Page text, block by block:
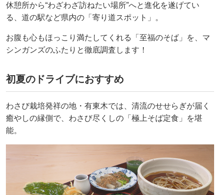
休憩所から“わざわざ訪ねたい場所”へと進化を遂げてい
る、道の駅など県内の「寄り道スポット」。
お腹も心もほっこり満たしてくれる「至福のそば」を、マ
シンガンズのふたりと徹底調査します！
初夏のドライブにおすすめ
わさび栽培発祥の地・有東木では、清流のせせらぎが届く
癒やしの縁側で、わさび尽くしの「極上そば定食」を堪
能。